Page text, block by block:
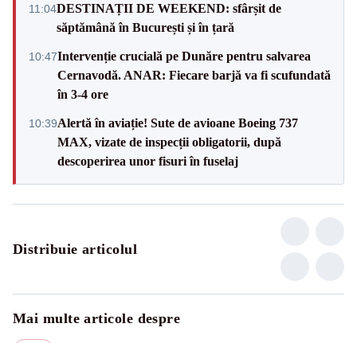
11:04DESTINAȚII DE WEEKEND: sfârșit de
săptămână în București și în țară
10:47Intervenție crucială pe Dunăre pentru salvarea
Cernavodă. ANAR: Fiecare barjă va fi scufundată
în 3-4 ore
10:39Alertă în aviație! Sute de avioane Boeing 737
MAX, vizate de inspecții obligatorii, după
descoperirea unor fisuri în fuselaj
Distribuie articolul
Mai multe articole despre